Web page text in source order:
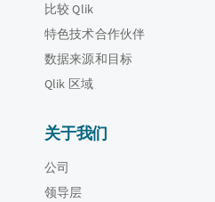
比较 Qlik
特色技术合作伙伴
数据来源和目标
Qlik 区域
关于我们
公司
领导层